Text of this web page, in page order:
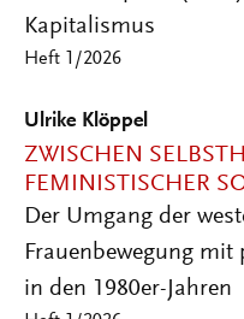
Kapitalismus
Heft 1/2026
Ulrike Klöppel
ZWISCHEN
FEMINISTISCHER
Der Umgang der
Frauenbewegung mit
in den 1980er-Jahren